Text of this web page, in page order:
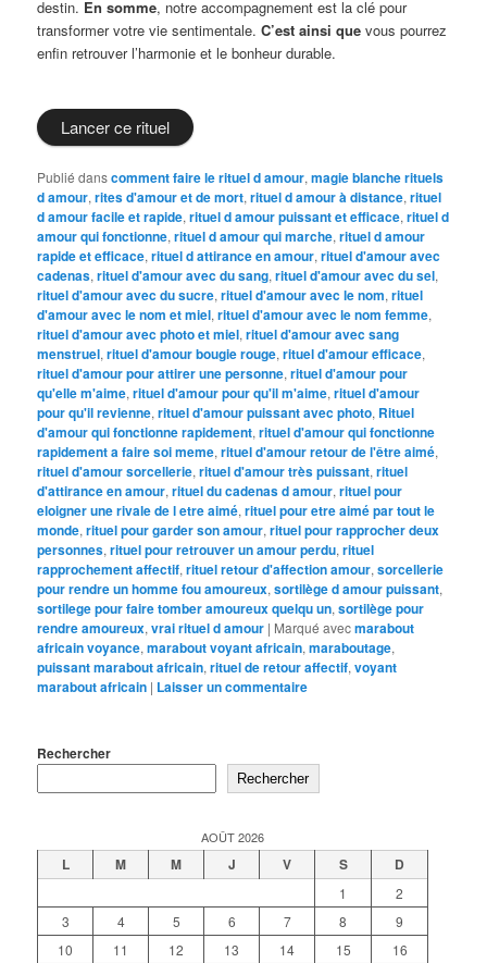
destin. En somme, notre accompagnement est la clé pour
transformer votre vie sentimentale.C’est ainsi que vous pourrez
enfin retrouver l’harmonie et le bonheur durable.
Lancer ce rituel
Publié danscomment faire le rituel d amour,magie blanche rituels
d amour,rites d'amour et de mort,rituel d amour à distance,rituel
d amour facile et rapide,rituel d amour puissant et efficace,rituel d
amour qui fonctionne,rituel d amour qui marche,rituel d amour
rapide et efficace,rituel d attirance en amour,rituel d'amour avec
cadenas,rituel d'amour avec du sang,rituel d'amour avec du sel,
rituel d'amour avec du sucre,rituel d'amour avec le nom,rituel
d'amour avec le nom et miel,rituel d'amour avec le nom femme,
rituel d'amour avec photo et miel,rituel d'amour avec sang
menstruel,rituel d'amour bougie rouge,rituel d'amour efficace,
rituel d'amour pour attirer une personne,rituel d'amour pour
qu'elle m'aime,rituel d'amour pour qu'il m'aime,rituel d'amour
pour qu'il revienne,rituel d'amour puissant avec photo, Rituel
d'amour qui fonctionne rapidement,rituel d'amour qui fonctionne
rapidement a faire soi meme,rituel d'amour retour de l'être aimé,
rituel d'amour sorcellerie,rituel d'amour très puissant,rituel
d'attirance en amour,rituel du cadenas d amour,rituel pour
eloigner une rivale de l etre aimé,rituel pour etre aimé par tout le
monde,rituel pour garder son amour,rituel pour rapprocher deux
personnes,rituel pour retrouver un amour perdu,rituel
rapprochement affectif,rituel retour d'affection amour,sorcellerie
pour rendre un homme fou amoureux,sortilège d amour puissant,
sortilege pour faire tomber amoureux quelqu un,sortilège pour
rendre amoureux,vrai rituel d amour | Marqué avecmarabout
africain voyance,marabout voyant africain,maraboutage,
puissant marabout africain,rituel de retour affectif,voyant
marabout africain | Laisser un commentaire
Rechercher
Rechercher
AOÛT 2026
L M M J V S D
1
2
3
4 5 6 7 8
9
10
11 12 13 14 15
16